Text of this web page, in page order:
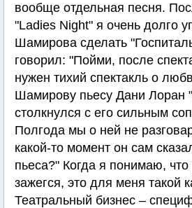
вообще отдельная песня.
"Ladies Night" я очень долго
Шамирова сделать
говорил: "Пойми, после
нужен тихий спектакль о
Шамирову пьесу Дани Лоран
столкнулся с его сильным
Полгода мы о ней не
какой-то момент он сам
пьеса?" Когда я понимаю,
зажегся, это для меня такой
Театральный бизнес –